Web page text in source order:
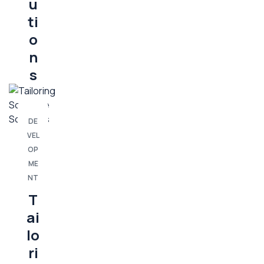
ti
o
n
s
DE
VEL
OP
ME
NT
T
ai
lo
ri